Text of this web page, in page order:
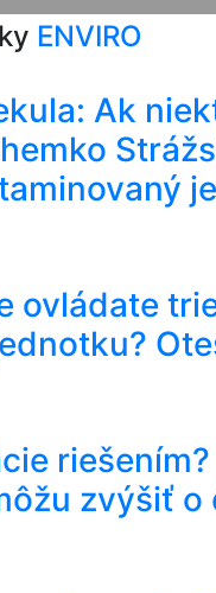
ENVIRO
Ak
ovládate
zvýšiť o